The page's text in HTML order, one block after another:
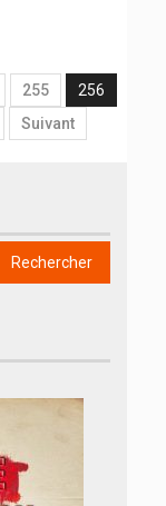
255
256
Suivant
Rechercher